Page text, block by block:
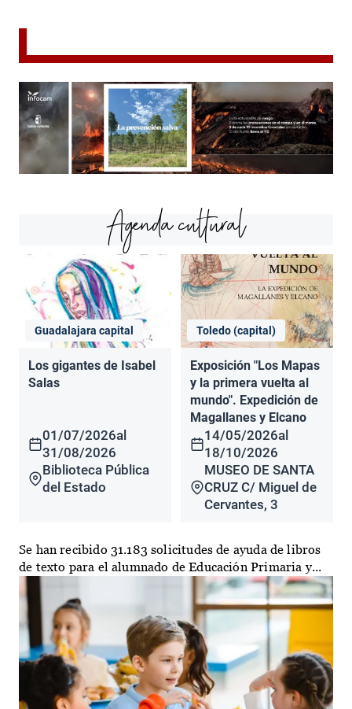
Agenda cultural
Guadalajara capital
Los gigantes de Isabel
Salas
01/07/2026al
31/08/2026
Biblioteca Pública
del Estado
Toledo (capital)
Exposición "Los Mapas
y la primera vuelta al
mundo". Expedición de
Magallanes y Elcano
14/05/2026al
18/10/2026
MUSEO DE SANTA
CRUZ C/ Miguel de
Cervantes, 3
Se han recibido 31.183 solicitudes de ayuda de libros
de texto para el alumnado de Educación Primaria y...